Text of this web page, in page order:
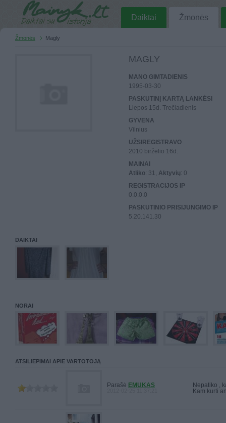
Daiktai Žmonės
Žmonės Magly
MAGLY
MANO GIMTADIENIS
1995-03-30
PASKUTINĮ KARTĄ LANKĖSI
Liepos 15d. Trečiadienis
GYVENA
Vilnius
UŽSIREGISTRAVO
2010 birželio 16d.
MAINAI
Atliko: 31, Aktyvių: 0
REGISTRACIJOS IP
0.0.0.0
PASKUTINIO PRISIJUNGIMO IP
5.20.141.30
DAIKTAI
NORAI
ATSILIEPIMAI APIE VARTOTOJĄ
Parašė EMUKAS
Nepatiko ,
Kam kurti